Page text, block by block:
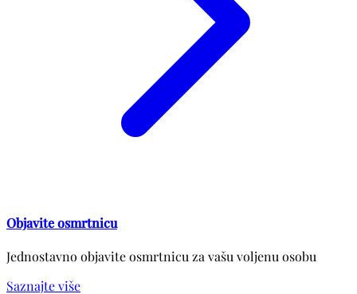
Objavite osmrtnicu
Jednostavno objavite osmrtnicu za vašu voljenu osobu
Saznajte više